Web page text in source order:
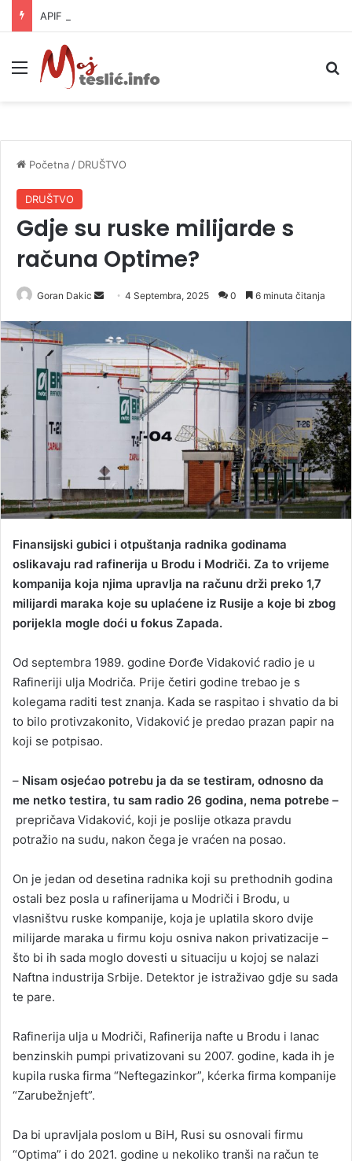
APIF izgubio spor sa komšijama, mora platiti 10.000 KM
Meni
Početna / DRUŠTVO
DRUŠTVO
Gdje su ruske milijarde s
računa Optime?
Goran Dakic
a
i
4 Septembra, 2025 0 6 minuta čitanja
Finansijski gubici i otpuštanja radnika godinama
oslikavaju rad rafinerija u Brodu i Modriči. Za to vrijeme
kompanija koja njima upravlja na računu drži preko 1,7
milijardi maraka koje su uplaćene iz Rusije a koje bi zbog
porijekla mogle doći u fokus Zapada.
Od septembra 1989. godine Đorđe Vidaković radio je u
Rafineriji ulja Modriča. Prije četiri godine trebao je s
kolegama raditi test znanja. Kada se raspitao i shvatio da bi
to bilo protivzakonito, Vidaković je predao prazan papir na
koji se potpisao.
– Nisam osjećao potrebu ja da se testiram, odnosno da
me netko testira, tu sam radio 26 godina, nema potrebe –
prepričava Vidaković, koji je poslije otkaza pravdu
potražio na sudu, nakon čega je vraćen na posao.
On je jedan od desetina radnika koji su prethodnih godina
ostali bez posla u rafinerijama u Modriči i Brodu, u
vlasništvu ruske kompanije, koja je uplatila skoro dvije
milijarde maraka u firmu koju osniva nakon privatizacije –
što bi ih sada moglo dovesti u situaciju u kojoj se nalazi
Naftna industrija Srbije. Detektor je istraživao gdje su sada
te pare.
Rafinerija ulja u Modriči, Rafinerija nafte u Brodu i lanac
benzinskih pumpi privatizovani su 2007. godine, kada ih je
kupila ruska firma “Neftegazinkor”, kćerka firma kompanije
“Zarubežnjeft”.
Da bi upravljala poslom u BiH, Rusi su osnovali firmu
“Optima” i do 2021. godine u nekoliko tranši na račun te